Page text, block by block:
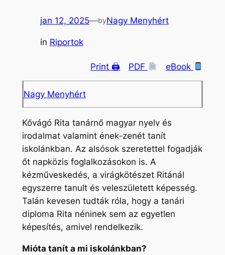
jan 12, 2025—byNagy Menyhért
in Riportok
Print 🖨 PDF eBook
Nagy Menyhért
Kővágó Rita tanárnő magyar nyelv és
irodalmat valamint ének-zenét tanít
iskolánkban. Az alsósok szeretettel fogadják
őt napközis foglalkozásokon is. A
kézműveskedés, a virágkötészet Ritánál
egyszerre tanult és veleszületett képesség.
Talán kevesen tudták róla, hogy a tanári
diploma Rita néninek sem az egyetlen
képesítés, amivel rendelkezik.
Mióta tanít a mi iskolánkban?